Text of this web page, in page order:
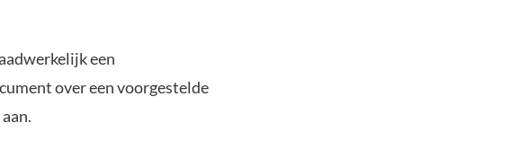
een
over een voorgestelde